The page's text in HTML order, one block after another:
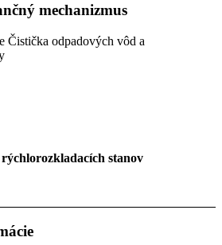
mechanizmus
Čistička odpadových vôd a
stanov